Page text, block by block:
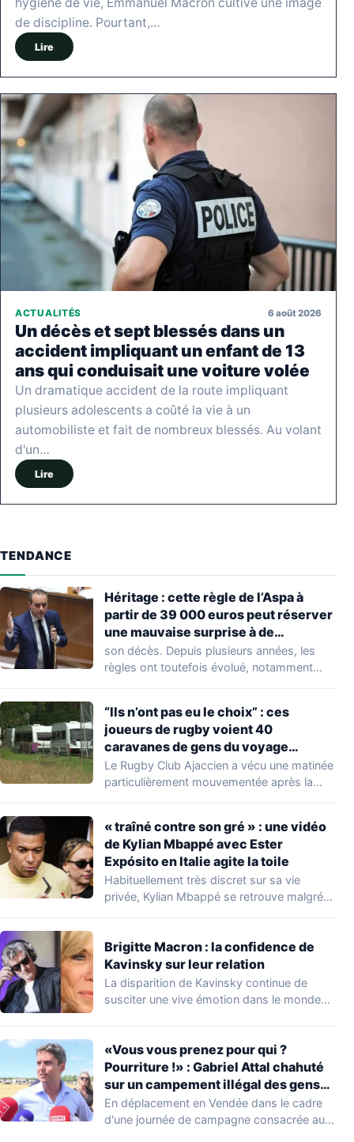
de discipline. Pourtant,…
Lire
ACTUALITÉS 6 août 2026
Un décès et sept blessés dans un
accident impliquant un enfant de 13
ans qui conduisait une voiture volée
Un dramatique accident de la route impliquant
plusieurs adolescents a coûté la vie à un
automobiliste et fait de nombreux blessés. Au volant
d'un…
Lire
TENDANCE
Héritage : cette règle de l’Aspa à
partir de 39 000 euros peut réserver
une mauvaise surprise à de
nombreuses familles
son décès. Depuis plusieurs années, les
règles ont toutefois évolué, notamment
“Ils n’ont pas eu le choix” : ces
joueurs de rugby voient 40
caravanes de gens du voyage
s’installer dans leur stade, ils les
délogent en moins d’1 heure
Le Rugby Club Ajaccien a vécu une matinée
particulièrement mouvementée après la
« traîné contre son gré » : une vidéo
de Kylian Mbappé avec Ester
Expósito en Italie agite la toile
Habituellement très discret sur sa vie
privée, Kylian Mbappé se retrouve malgré
Brigitte Macron : la confidence de
Kavinsky sur leur relation
La disparition de Kavinsky continue de
susciter une vive émotion dans le monde
«Vous vous prenez pour qui ?
Pourriture !» : Gabriel Attal chahuté
sur un campement illégal des gens
du voyage
En déplacement en Vendée dans le cadre
d'une journée de campagne consacrée aux